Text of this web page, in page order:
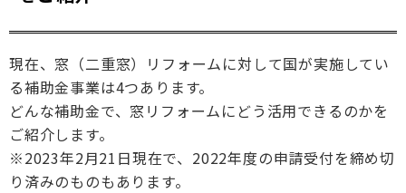
現在、窓（二重窓）リフォームに対して国が実施してい
る補助金事業は4つあります。
どんな補助金で、窓リフォームにどう活用できるのかを
ご紹介します。
※2023年2月21日現在で、2022年度の申請受付を締め切
り済みのものもあります。